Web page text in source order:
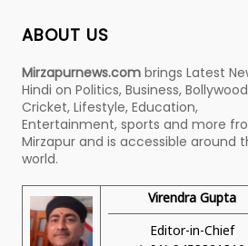
ABOUT US
Mirzapurnews.com brings Latest
Hindi on Politics, Business,
Cricket, Lifestyle, Education,
Entertainment, sports and more
Mirzapur and is accessible around
world.
Virendra Gupta
Editor-in-Chief